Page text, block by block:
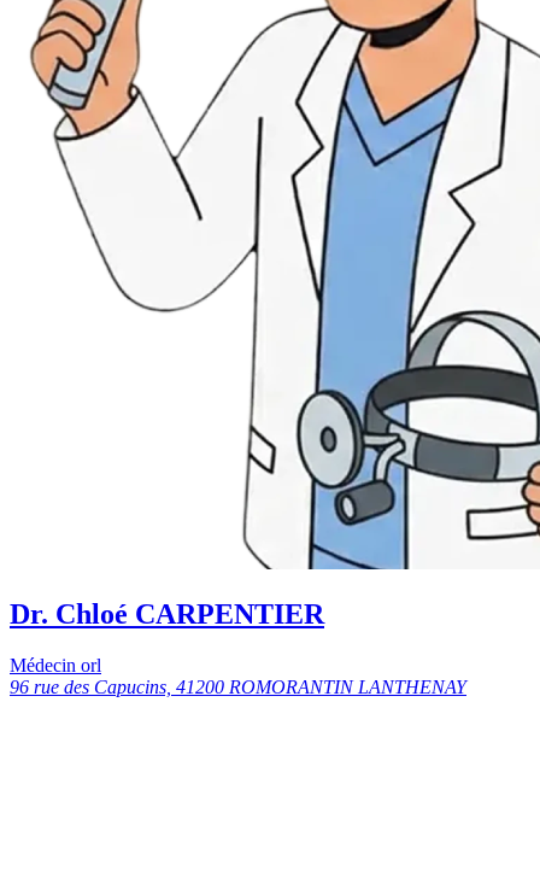
Dr. Chloé CARPENTIER
Médecin orl
96 rue des Capucins, 41200 ROMORANTIN LANTHENAY